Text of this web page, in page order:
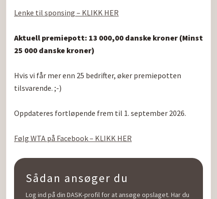
Lenke til sponsing – KLIKK HER
Aktuell premiepott: 13 000,00 danske kroner (Minst
25 000 danske kroner)
Hvis vi får mer enn 25 bedrifter, øker premiepotten
tilsvarende. ;-)
Oppdateres fortløpende frem til 1. september 2026.
Følg WTA på Facebook – KLIKK HER
Sådan ansøger du
Log ind på din DASK-profil for at ansøge opslaget. Har du